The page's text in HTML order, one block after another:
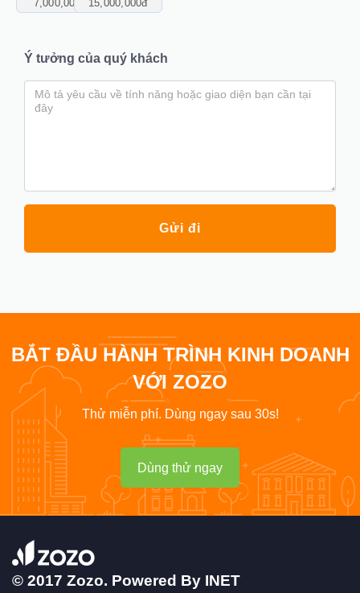
7,000,000 15,000,000đ
Ý tưởng của quý khách
Gửi đi
BẮT ĐẦU HÀNH TRÌNH KINH DOANH
VỚI ZOZO
Thử miễn phí. Dùng ngay sau 30s!
Dùng thử ngay
© 2017 Zozo. Powered By INET